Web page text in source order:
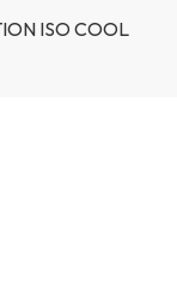
ISO COOL